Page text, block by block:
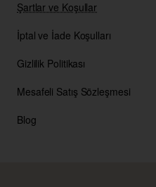
Şartlar ve Koşullar
İptal ve İade Koşulları
Gizlilik Politikası
Mesafeli Satış Sözleşmesi
Blog